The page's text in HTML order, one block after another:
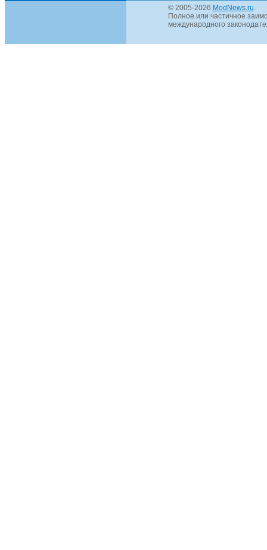
© 2005-2026 ModNews.ru
Полное или частичное
международного